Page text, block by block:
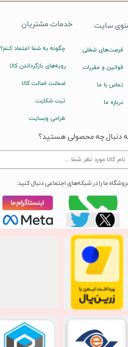
خدمات مشتریان
چگونه به شما اعتماد کنم؟
رویه‌های بازگرداندن کالا
ضمانت اصالت کالا
ثبت شکایت
طراحی وبسایت
سایت
فرصت‌های شغلی
قوانین و مقررات
تماس با ما
درباره ما
دنبال چه محصولی هستید؟
ما را در شبکه‌های اجتماعی دنبال کنید: